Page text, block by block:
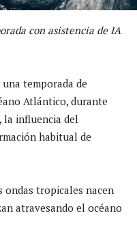
con asistencia de IA
temporada de
Atlántico, durante
la influencia del
habitual de
ondas tropicales nacen
atravesando el océano